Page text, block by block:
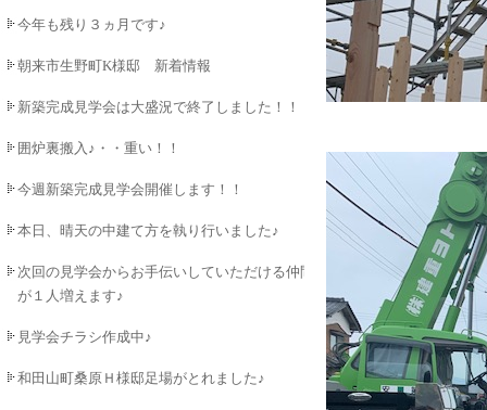
今年も残り３ヵ月です♪
朝来市生野町K様邸 新着情報
新築完成見学会は大盛況で終了しました！！
囲炉裏搬入♪・・重い！！
今週新築完成見学会開催します！！
本日、晴天の中建て方を執り行いました♪
次回の見学会からお手伝いしていただける仲間
が１人増えます♪
見学会チラシ作成中♪
和田山町桑原Ｈ様邸足場がとれました♪